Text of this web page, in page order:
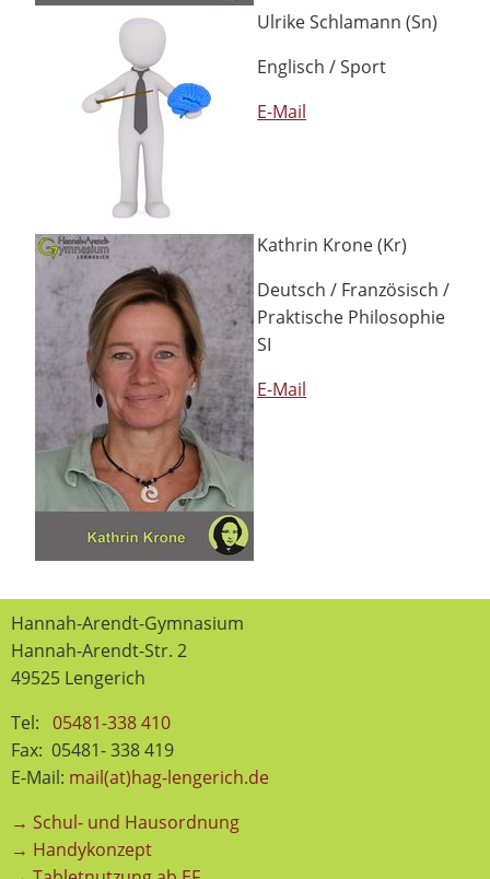
Ulrike Schlamann (Sn)
Englisch / Sport
E-Mail
Kathrin Krone (Kr)
Deutsch / Französisch /
Praktische Philosophie
SI
E-Mail
Hannah-Arendt-Gymnasium
Hannah-Arendt-Str. 2
49525 Lengerich
Tel: 05481-338 410
Fax: 05481- 338 419
E-Mail: mail(at)hag-lengerich.de
→ Schul- und Hausordnung
→ Handykonzept